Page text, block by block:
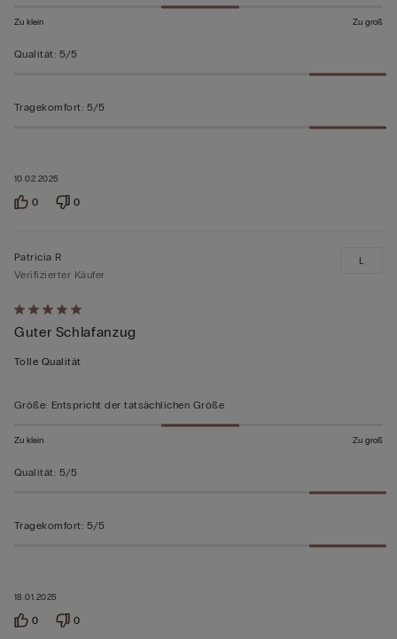
10.02.2025
Zu klein Zu groß
Qualität: 5/5
Tragekomfort: 5/5
0 0
Mit
5
von
bewertet
18.01.2025
Patricia R
Verifizierter Käufer
Guter Schlafanzug
Tolle Qualität
L
Größe: Entspricht der tatsächlichen Größe
Zu klein Zu groß
Qualität: 5/5
Tragekomfort: 5/5
0 0